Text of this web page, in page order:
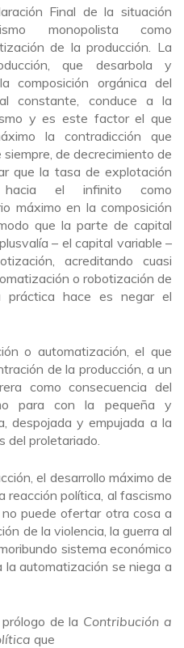
Final de la situación
monopolista como
de la producción. La
que desarbola y
composición orgánica del
constante, conduce a la
y es este factor el que
la contradicción que
de decrecimiento de
que la tasa de explotación
hacia el infinito como
máximo en la composición
que la parte de capital
– el capital variable –
acreditando cuasi
o robotización de
hace es negar el
o automatización, el que
de la producción, a un
como consecuencia del
para con la pequeña y
despojada y empujada a la
del proletariado.
el desarrollo máximo de
reacción política, al fascismo
puede ofertar otra cosa a
de la violencia, la guerra al
sistema económico
automatización se niega a
de la Contribución a
que